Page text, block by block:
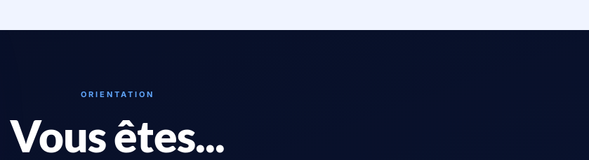
ORIENTATION
Vous êtes...